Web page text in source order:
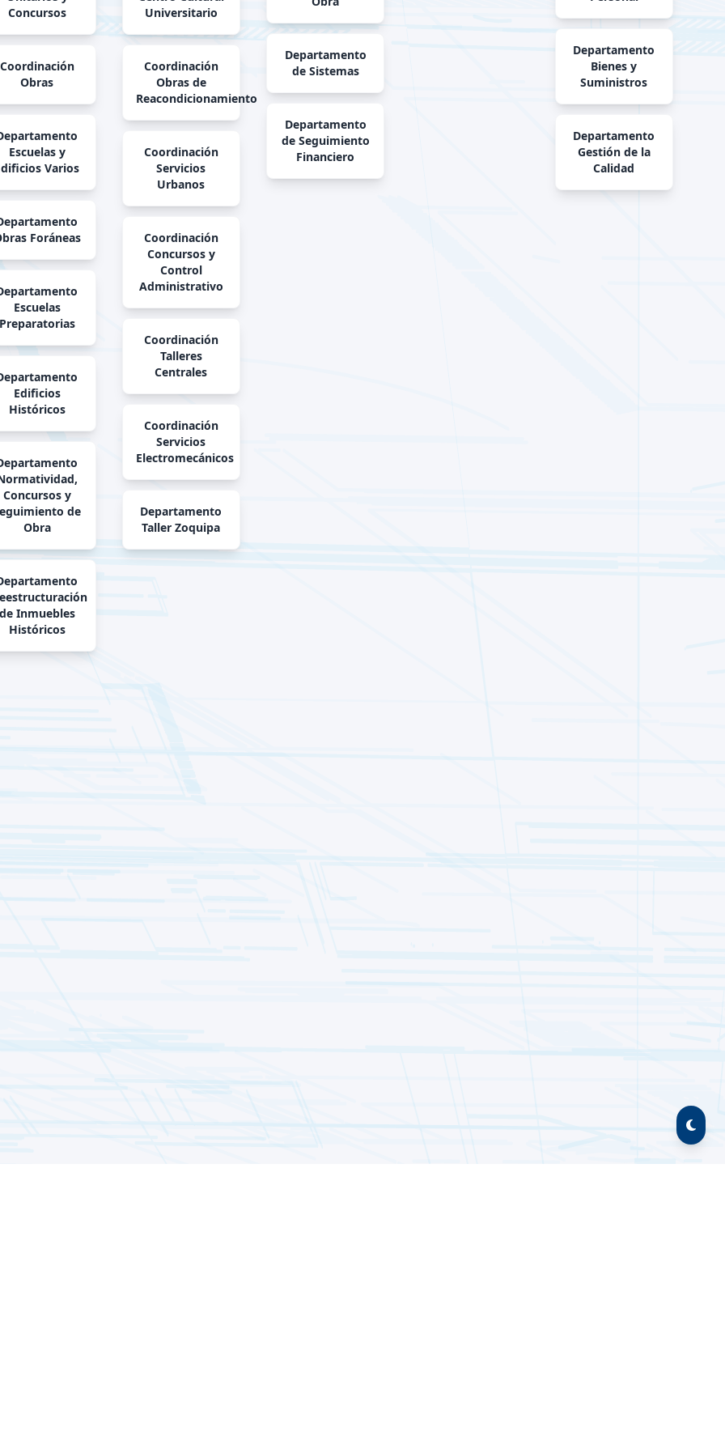
Concursos
Coordinación
Obras
Escuelas y
Varios
Foráneas
Escuelas
Edificios
Históricos
Concursos y
de
Obra
Inmuebles
Históricos
Universitario
Coordinación
Obras de
Reacondicionamiento
Coordinación
Servicios
Urbanos
Coordinación
Concursos y
Control
Administrativo
Coordinación
Talleres
Centrales
Coordinación
Servicios
Electromecánicos
Departamento
Taller Zoquipa
Departamento
de Sistemas
Departamento
de Seguimiento
Financiero
Departamento
Bienes y
Suministros
Departamento
Gestión de la
Calidad